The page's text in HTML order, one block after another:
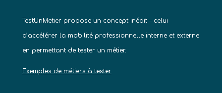
TestUnMetier propose un concept inédit – celui
d’accélérer la mobilité professionnelle interne et externe
en permettant de tester un métier.
Exemples de métiers à tester